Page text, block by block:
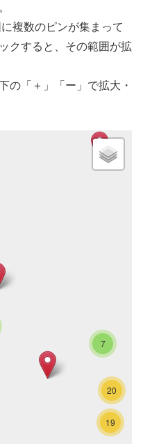
複数のピンが集まって
クすると、その範囲が拡
の「＋」「ー」で拡大・
7
20
19